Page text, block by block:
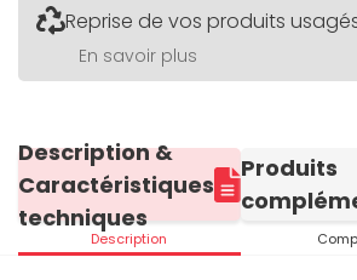
Reprise de vos produits
En savoir plus
Description &
Caractéristiques
techniques
Description
Produits